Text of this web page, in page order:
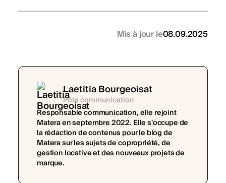
Mis à jour le08.09.2025
Laetitia Bourgeoisat
Pôle communication
Responsable communication, elle rejoint
Matera en septembre 2022. Elle s'occupe de
la rédaction de contenus pour le blog de
Matera sur les sujets de copropriété, de
gestion locative et des nouveaux projets de
marque.